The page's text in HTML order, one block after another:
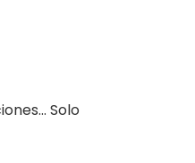
Solo